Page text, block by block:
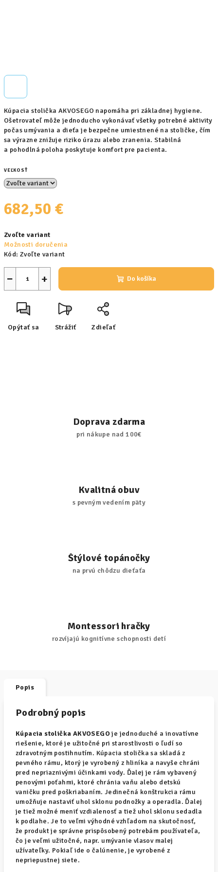
Kúpacia stolička AKVOSEGO napomáha pri základnej hygiene.
Ošetrovateľ môže jednoducho vykonávať všetky potrebné aktivity
počas umývania a dieťa je bezpečne umiestnené na stoličke, čím
sa výrazne znižuje riziko úrazu alebo zranenia. Stabilná
a pohodlná poloha poskytuje komfort pre pacienta.
VEĽKOSŤ
682,50 €
cena:
Zvoľte variant
Možnosti doručenia
Kód: Zvoľte variant
+
− Do košíka
Opýtať sa Strážiť Zdieľať
Doprava zdarma
pri nákupe nad 100€
Kvalitná obuv
s pevným vedením päty
Štýlové topánočky
na prvú chôdzu dieťaťa
Montessori hračky
rozvíjajú kognitívne schopnosti detí
Popis
Podrobný popis
Kúpacia stolička AKVOSEGO je jednoduché a inovatívne
riešenie, ktoré je užitočné pri starostlivosti o ľudí so
zdravotným postihnutím. Kúpacia stolička sa skladá z
pevného rámu, ktorý je vyrobený z hliníka a navyše chráni
pred nepriaznivými účinkami vody. Ďalej je rám vybavený
penovými poťahmi, ktoré chránia vaňu alebo detskú
vaničku pred poškriabaním. Jedinečná konštrukcia rámu
umožňuje nastaviť uhol sklonu podnožky a operadla. Ďalej
je tiež možné meniť vzdialenosť a tiež uhol sklonu sedadla
k podlahe. Je to veľmi výhodné vzhľadom na skutočnosť,
že produkt je správne prispôsobený potrebám používateľa,
čo je veľmi užitočné, napr. umývanie vlasov malej
užívateľky. Pokiaľ ide o čalúnenie, je vyrobené z
nepriepustnej siete.